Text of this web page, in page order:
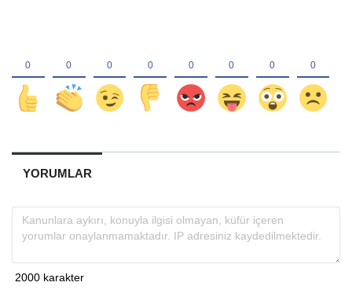
YORUMLAR